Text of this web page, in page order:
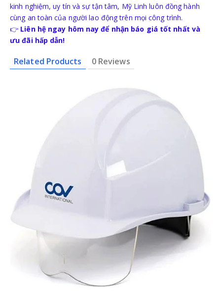
kinh nghiệm, uy tín và sự tận tâm, Mỹ Linh luôn đồng hành
cùng an toàn của người lao động trên mọi công trình.
👉 Liên hệ ngay hôm nay để nhận báo giá tốt nhất và
ưu đãi hấp dẫn!
Related Products 0 Reviews